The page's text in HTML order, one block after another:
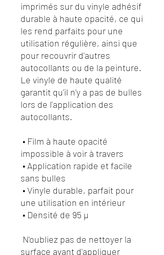
imprimés sur du vinyle adhésif
durable à haute opacité, ce qui
les rend parfaits pour une
utilisation régulière, ainsi que
pour recouvrir d'autres
autocollants ou de la peinture.
Le vinyle de haute qualité
garantit qu'il n'y a pas de bulles
lors de l'application des
autocollants.
impossible à voir à travers
sans bulles
une utilisation en intérieur
• Densité de 95 µ
surface avant d'appliquer